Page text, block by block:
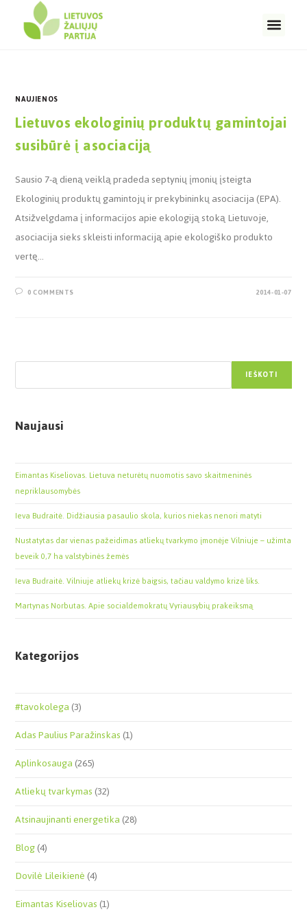
NAUJIENOS
Lietuvos ekologinių produktų gamintojai
susibūrė į asociaciją
Sausio 7-ą dieną veiklą pradeda septynių įmonių įsteigta
Ekologinių produktų gamintojų ir prekybininkų asociacija (EPA).
Atsižvelgdama į informacijos apie ekologiją stoką Lietuvoje,
asociacija sieks skleisti informaciją apie ekologiško produkto
vertę…
0 COMMENTS 2014-01-07
IEŠKOTI
Naujausi
Eimantas Kiseliovas. Lietuva neturėtų nuomotis savo skaitmeninės
nepriklausomybės
Ieva Budraitė. Didžiausia pasaulio skola, kurios niekas nenori matyti
Nustatytas dar vienas pažeidimas atliekų tvarkymo įmonėje Vilniuje – užimta
beveik 0,7 ha valstybinės žemės
Ieva Budraitė. Vilniuje atliekų krizė baigsis, tačiau valdymo krizė liks.
Martynas Norbutas. Apie socialdemokratų Vyriausybių prakeiksmą
Kategorijos
#tavokolega(3)
Adas Paulius Paražinskas(1)
Aplinkosauga(265)
Atliekų tvarkymas(32)
Atsinaujinanti energetika(28)
Blog(4)
Dovilė Lileikienė(4)
Eimantas Kiseliovas(1)